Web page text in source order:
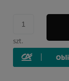
szt.